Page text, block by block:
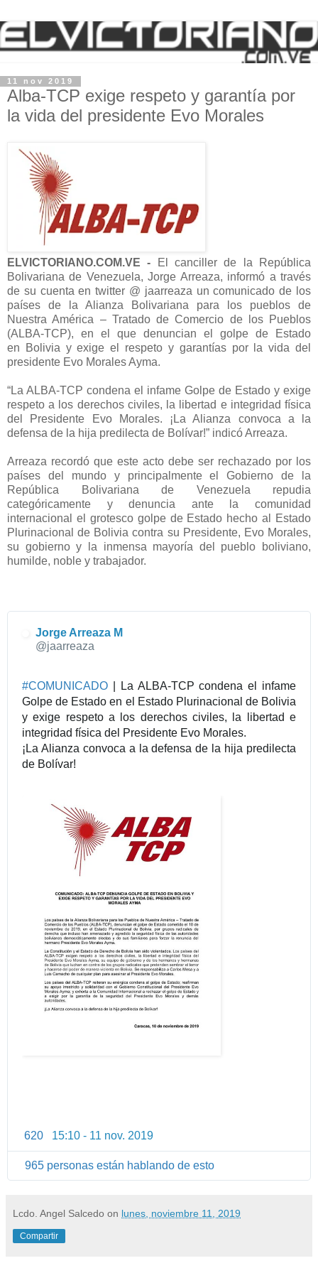
11 nov 2019
Alba-TCP exige respeto y garantía por
la vida del presidente Evo Morales
ELVICTORIANO.COM.VE -
El canciller de la República
Bolivariana de Venezuela, Jorge Arreaza, informó a través
de su cuenta en twitter @ jaarreaza un comunicado de los
países de la Alianza Bolivariana para los pueblos de
Nuestra América – Tratado de Comercio de los Pueblos
(ALBA-TCP), en el que denuncian el golpe de Estado
en
Bolivia y exige el respeto y garantías por la vida del
presidente Evo Morales Ayma.
“La ALBA-TCP condena el infame Golpe de Estado y exige
respeto a los derechos civiles, la libertad e integridad física
del Presidente Evo Morales. ¡La Alianza convoca a la
defensa de la hija predilecta de Bolívar!” indicó Arreaza.
Arreaza recordó que este acto debe ser rechazado por los
países del mundo y principalmente el Gobierno de la
República Bolivariana de Venezuela repudia
categóricamente y denuncia ante la comunidad
internacional el grotesco golpe de Estado hecho al Estado
Plurinacional de Bolivia contra su Presidente, Evo Morales,
su gobierno y la inmensa mayoría del pueblo boliviano,
humilde, noble y trabajador.
Jorge Arreaza M
@jaarreaza
#COMUNICADO | La ALBA-TCP condena el infame
Golpe de Estado en el Estado Plurinacional de Bolivia
y exige respeto a los derechos civiles, la libertad e
integridad física del Presidente Evo Morales.
¡La Alianza convoca a la defensa de la hija predilecta
de Bolívar!
620 15:10 - 11 nov. 2019
n
o
965 personas están hablando de esto
Lcdo. Angel Salcedo on lunes, noviembre 11, 2019
Compartir